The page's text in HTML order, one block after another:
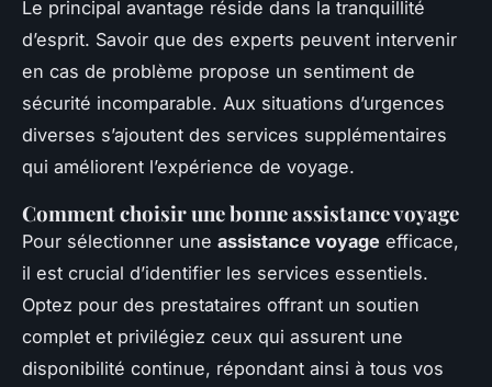
Le principal avantage réside dans la tranquillité
d’esprit. Savoir que des experts peuvent intervenir
en cas de problème propose un sentiment de
sécurité incomparable. Aux situations d’urgences
diverses s’ajoutent des services supplémentaires
qui améliorent l’expérience de voyage.
Comment choisir une bonne assistance voyage
Pour sélectionner une assistance voyage efficace,
il est crucial d’identifier les services essentiels.
Optez pour des prestataires offrant un soutien
complet et privilégiez ceux qui assurent une
disponibilité continue, répondant ainsi à tous vos